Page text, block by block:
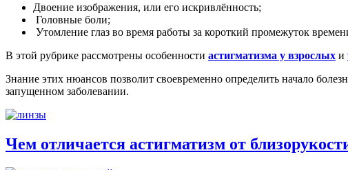
Двоение изображения, или его искривлённость;
Головные боли;
Утомление глаз во время работы за короткий промежуток
В этой рубрике рассмотрены особенности астигматизма у взрослых и
Знание этих нюансов позволит своевременно определить начало
запущенном заболевании.
Чем отличается астигматизм от